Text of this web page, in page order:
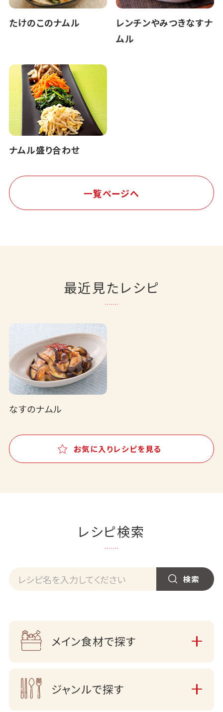
たけのこのナムル
レンチンやみつきなすナ
ムル
ナムル盛り合わせ
一覧ページへ
最近見たレシピ
なすのナムル
お気に入りレシピを見る
レシピ検索
メイン食材で探す
ジャンルで探す